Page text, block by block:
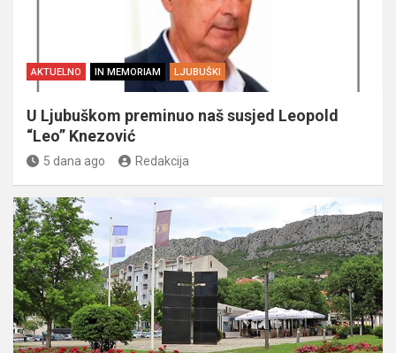
AKTUELNO IN MEMORIAM LJUBUŠKI
U Ljubuškom preminuo naš susjed Leopold
“Leo” Knezović
5 dana ago Redakcija